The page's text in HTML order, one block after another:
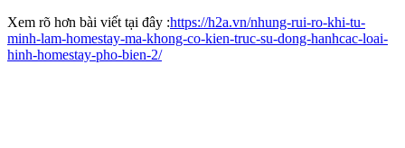
Xem rõ hơn bài viết tại đây :https://h2a.vn/nhung-rui-ro-khi-tu-
minh-lam-homestay-ma-khong-co-kien-truc-su-dong-hanhcac-loai-
hinh-homestay-pho-bien-2/